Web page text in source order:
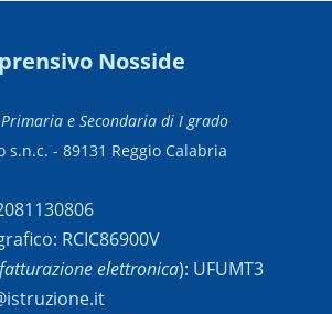
Nosside
e Secondaria di I grado
s.n.c. - 89131 Reggio Calabria
RCIC86900V
fatturazione elettronica): UFUMT3